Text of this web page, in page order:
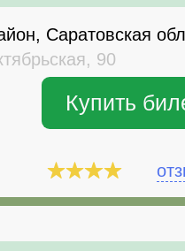
Саратовская
90
Купить